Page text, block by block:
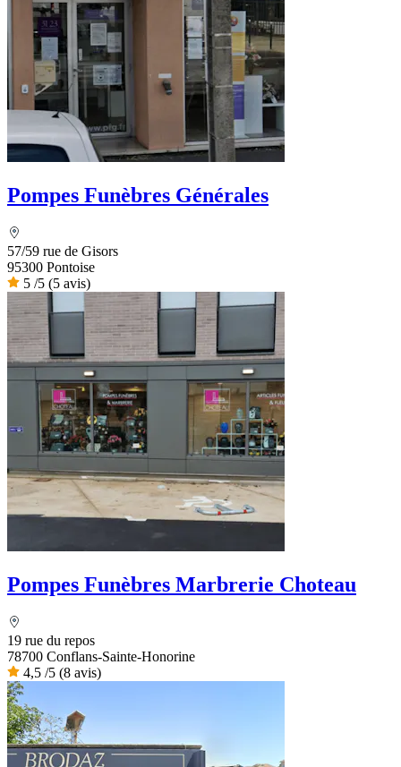
Pompes Funèbres Générales
57/59 rue de Gisors
95300 Pontoise
5 /5 (5 avis)
Pompes Funèbres Marbrerie Choteau
19 rue du repos
78700 Conflans-Sainte-Honorine
4,5 /5 (8 avis)